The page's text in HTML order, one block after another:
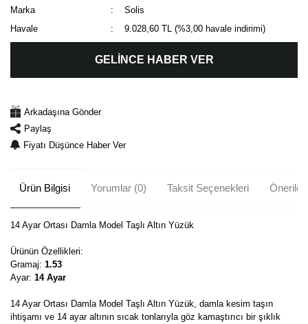
Marka
Solis
Havale
9.028,60 TL (%3,00 havale indirimi)
GELİNCE HABER VER
Arkadaşına Gönder
Paylaş
Fiyatı Düşünce Haber Ver
Ürün Bilgisi Yorumlar (0) Taksit Seçenekleri
14 Ayar Ortası Damla Model Taşlı Altın Yüzük
Ürünün Özellikleri:
Gramaj: 1.53
Ayar: 14 Ayar
14 Ayar Ortası Damla Model Taşlı Altın Yüzük, damla kesim taşın
ihtişamı ve 14 ayar altının sıcak tonlarıyla göz kamaştırıcı bir şıklık